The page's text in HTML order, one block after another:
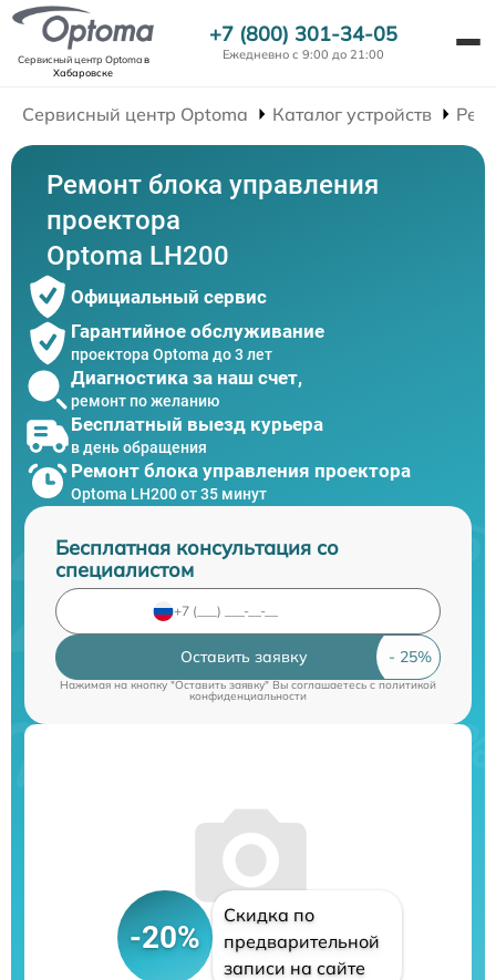
Сервисный центр Optomaв
Хабаровске
+7 (800) 301-34-05
Ежедневно с 9:00 до 21:00
Сервисный центр Optoma Каталог устройств
Ремонт блока управления
проектора
Optoma LH200
Официальный сервис
Гарантийное обслуживание
проектора Optoma до 3 лет
Диагностика за наш счет,
ремонт по желанию
Бесплатный выезд курьера
в день обращения
Ремонт блока управления проектора
Optoma LH200 от 35 минут
Бесплатная консультация со
специалистом
Оставить заявку
Нажимая на кнопку "Оставить заявку" Вы соглашаетесь cполитикой
конфиденциальности
-20%
Скидка по
предварительной
записи на сайте